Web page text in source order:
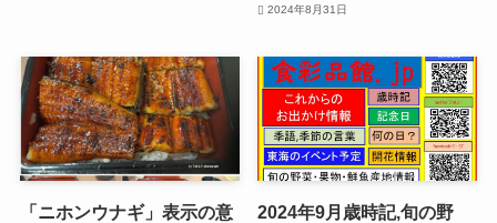
2024年8月31日
「ニホンウナギ」表示の意
2024年9月歳時記,旬の野